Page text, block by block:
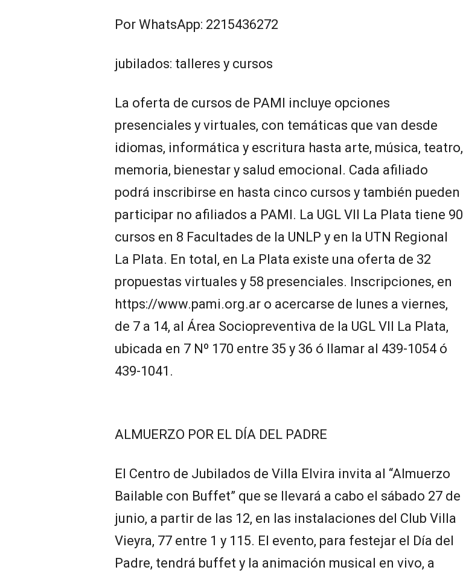
Por WhatsApp: 2215436272
jubilados: talleres y cursos
La oferta de cursos de PAMI incluye opciones
presenciales y virtuales, con temáticas que van desde
idiomas, informática y escritura hasta arte, música, teatro,
memoria, bienestar y salud emocional. Cada afiliado
podrá inscribirse en hasta cinco cursos y también pueden
participar no afiliados a PAMI. La UGL VII La Plata tiene 90
cursos en 8 Facultades de la UNLP y en la UTN Regional
La Plata. En total, en La Plata existe una oferta de 32
propuestas virtuales y 58 presenciales. Inscripciones, en
https://www.pami.org.ar o acercarse de lunes a viernes,
de 7 a 14, al Área Sociopreventiva de la UGL VII La Plata,
ubicada en 7 Nº 170 entre 35 y 36 ó llamar al 439-1054 ó
439-1041.
ALMUERZO POR EL DÍA DEL PADRE
El Centro de Jubilados de Villa Elvira invita al “Almuerzo
Bailable con Buffet” que se llevará a cabo el sábado 27 de
junio, a partir de las 12, en las instalaciones del Club Villa
Vieyra, 77 entre 1 y 115. El evento, para festejar el Día del
Padre, tendrá buffet y la animación musical en vivo, a